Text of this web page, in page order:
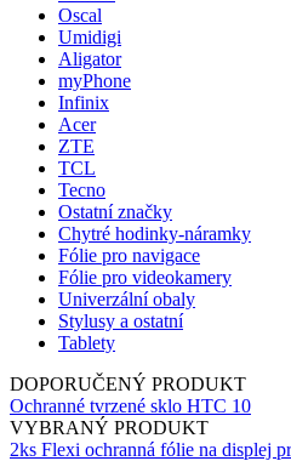
Oscal
Umidigi
Aligator
myPhone
Infinix
Acer
ZTE
TCL
Tecno
Ostatní značky
Chytré hodinky-náramky
Fólie pro navigace
Fólie pro videokamery
Univerzální obaly
Stylusy a ostatní
Tablety
DOPORUČENÝ PRODUKT
Ochranné tvrzené sklo HTC 10
VYBRANÝ PRODUKT
2ks Flexi ochranná fólie na displej